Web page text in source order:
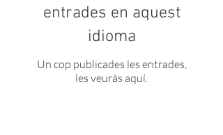
entrades en aquest
idioma
Un cop publicades les entrades,
les veuràs aquí.